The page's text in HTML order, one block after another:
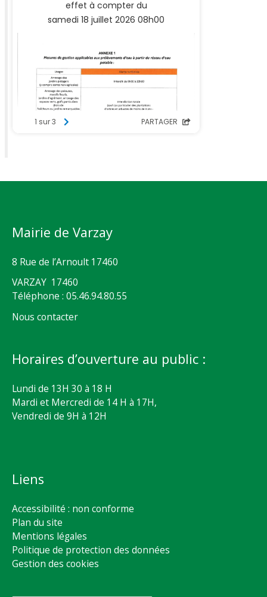
Mairie de Varzay
8 Rue de l’Arnoult 17460
VARZAY 17460
Téléphone : 05.46.94.80.55
Nous contacter
Horaires d’ouverture au public :
Lundi de 13H 30 à 18 H
Mardi et Mercredi de 14 H à 17H,
Vendredi de 9H à 12H
Liens
Accessibilité : non conforme
Plan du site
Mentions légales
Politique de protection des données
Gestion des cookies